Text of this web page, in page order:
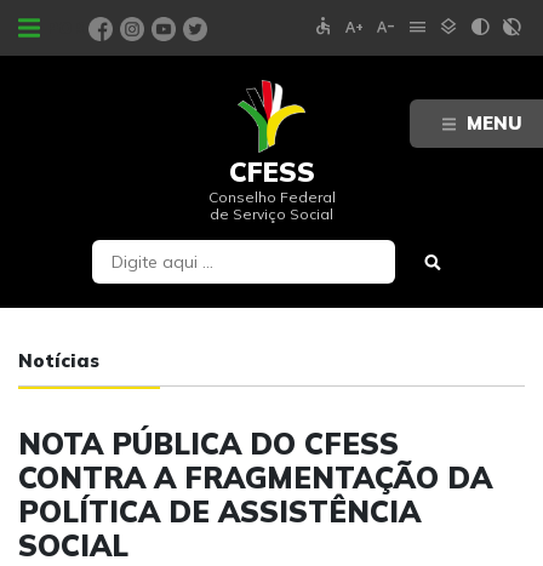
MENU
PORTAIS accessible text_increase text_decrease menu layers contrast contrast_rtl_off
CFESS
Conselho Federal
de Serviço Social
Notícias
NOTA PÚBLICA DO CFESS
CONTRA A FRAGMENTAÇÃO DA
POLÍTICA DE ASSISTÊNCIA
SOCIAL